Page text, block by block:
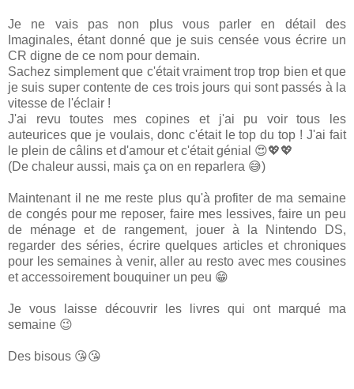
Je ne vais pas non plus vous parler en détail des
Imaginales, étant donné que je suis censée vous écrire un
CR digne de ce nom pour demain.
Sachez simplement que c'était vraiment trop trop bien et que
je suis super contente de ces trois jours qui sont passés à la
vitesse de l'éclair !
J'ai revu toutes mes copines et j'ai pu voir tous les
auteurices que je voulais, donc c'était le top du top ! J'ai fait
le plein de câlins et d'amour et c'était génial 😍💖💖
(De chaleur aussi, mais ça on en reparlera 😅)
Maintenant il ne me reste plus qu'à profiter de ma semaine
de congés pour me reposer, faire mes lessives, faire un peu
de ménage et de rangement, jouer à la Nintendo DS,
regarder des séries, écrire quelques articles et chroniques
pour les semaines à venir, aller au resto avec mes cousines
et accessoirement bouquiner un peu 😁
Je vous laisse découvrir les livres qui ont marqué ma
semaine 😉
Des bisous 😘😘